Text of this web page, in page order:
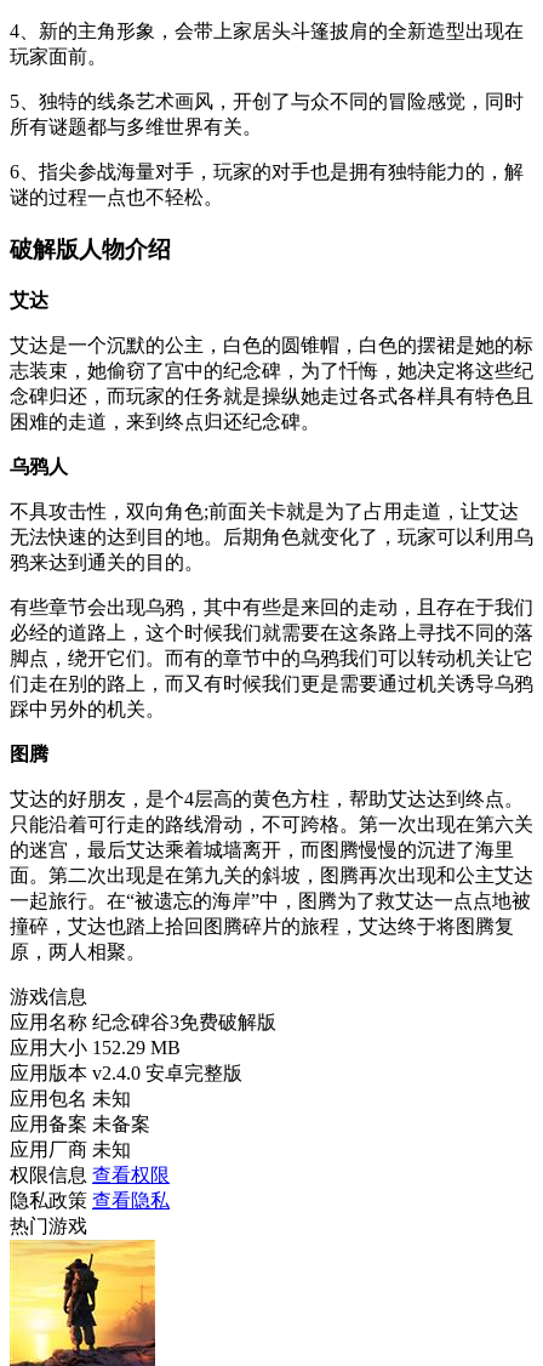
4、新的主角形象，会带上家居头斗篷披肩的全新造型出现在
玩家面前。
5、独特的线条艺术画风，开创了与众不同的冒险感觉，同时
所有谜题都与多维世界有关。
6、指尖参战海量对手，玩家的对手也是拥有独特能力的，解
谜的过程一点也不轻松。
破解版人物介绍
艾达
艾达是一个沉默的公主，白色的圆锥帽，白色的摆裙是她的标
志装束，她偷窃了宫中的纪念碑，为了忏悔，她决定将这些纪
念碑归还，而玩家的任务就是操纵她走过各式各样具有特色且
困难的走道，来到终点归还纪念碑。
乌鸦人
不具攻击性，双向角色;前面关卡就是为了占用走道，让艾达
无法快速的达到目的地。后期角色就变化了，玩家可以利用乌
鸦来达到通关的目的。
有些章节会出现乌鸦，其中有些是来回的走动，且存在于我们
必经的道路上，这个时候我们就需要在这条路上寻找不同的落
脚点，绕开它们。而有的章节中的乌鸦我们可以转动机关让它
们走在别的路上，而又有时候我们更是需要通过机关诱导乌鸦
踩中另外的机关。
图腾
艾达的好朋友，是个4层高的黄色方柱，帮助艾达达到终点。
只能沿着可行走的路线滑动，不可跨格。第一次出现在第六关
的迷宫，最后艾达乘着城墙离开，而图腾慢慢的沉进了海里
面。第二次出现是在第九关的斜坡，图腾再次出现和公主艾达
一起旅行。在“被遗忘的海岸”中，图腾为了救艾达一点点地被
撞碎，艾达也踏上拾回图腾碎片的旅程，艾达终于将图腾复
原，两人相聚。
游戏信息
应用名称 纪念碑谷3免费破解版
应用大小 152.29 MB
应用版本 v2.4.0 安卓完整版
应用包名 未知
应用备案 未备案
应用厂商 未知
权限信息 查看权限
隐私政策 查看隐私
热门游戏